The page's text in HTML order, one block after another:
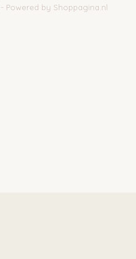
Powered by Shoppagina.nl